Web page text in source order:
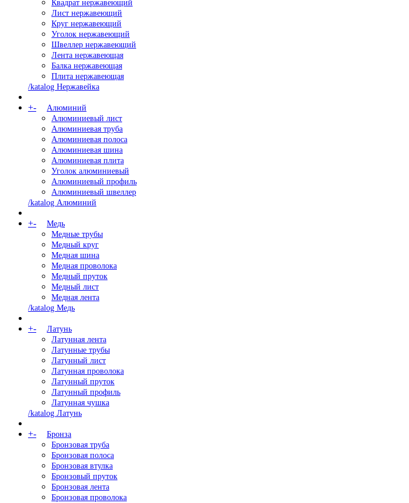
Квадрат нержавеющий
Лист нержавеющий
Круг нержавеющий
Уголок нержавеющий
Швеллер нержавеющий
Лента нержавеющая
Балка нержавеющая
Плита нержавеющая
/katalog Нержавейка
+-
Алюминий
Алюминиевый лист
Алюминиевая труба
Алюминиевая полоса
Алюминиевая шина
Алюминиевая плита
Уголок алюминиевый
Алюминиевый профиль
Алюминиевый швеллер
/katalog Алюминий
+-
Медь
Медные трубы
Медный круг
Медная шина
Медная проволока
Медный пруток
Медный лист
Медная лента
/katalog Медь
+-
Латунь
Латунная лента
Латунные трубы
Латунный лист
Латунная проволока
Латунный пруток
Латунный профиль
Латунная чушка
/katalog Латунь
+-
Бронза
Бронзовая труба
Бронзовая полоса
Бронзовая втулка
Бронзовый пруток
Бронзовая лента
Бронзовая проволока